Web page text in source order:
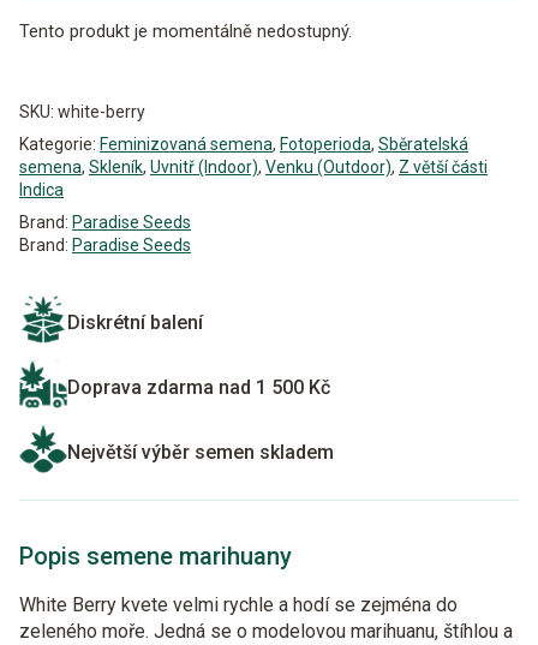
Tento produkt je momentálně nedostupný.
SKU: white-berry
Kategorie: Feminizovaná semena, Fotoperioda, Sběratelská
semena, Skleník, Uvnitř (Indoor), Venku (Outdoor), Z větší části
Indica
Brand: Paradise Seeds
Brand: Paradise Seeds
Diskrétní balení
Doprava zdarma nad 1 500 Kč
Největší výběr semen skladem
Popis semene marihuany
White Berry kvete velmi rychle a hodí se zejména do
zeleného moře. Jedná se o modelovou marihuanu, štíhlou a